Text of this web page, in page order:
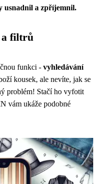
usnadnil a zpříjemnil.
a filtrů
funkci - vyhledávání
kousek, ale nevíte, jak se
problém! Stačí ho vyfotit
vám ukáže podobné